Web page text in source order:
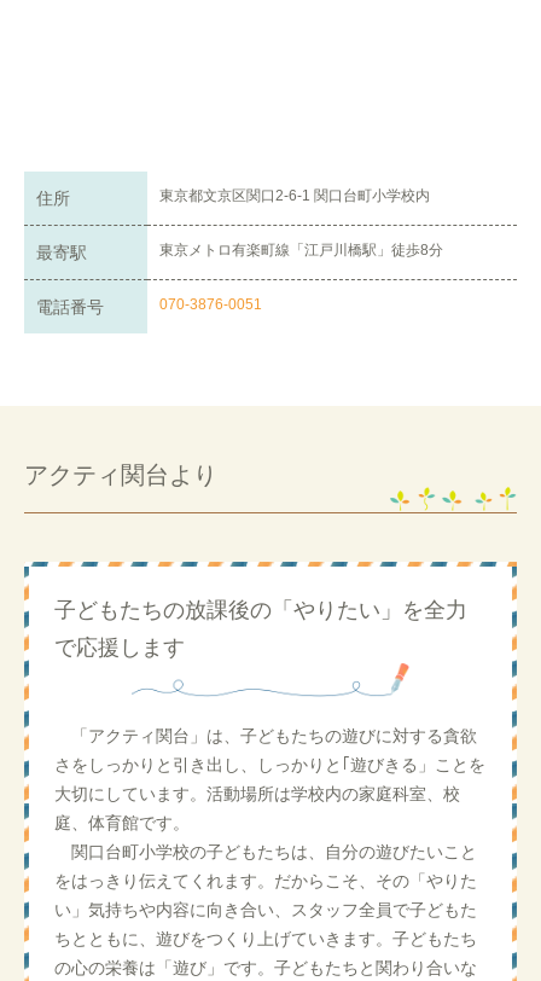
住所 東京都文京区関口2-6-1 関口台町小学校内
最寄駅 東京メトロ有楽町線「江戸川橋駅」徒歩8分
電話番号 070-3876-0051
アクティ関台より
子どもたちの放課後の「やりたい」を全力
で応援します
「アクティ関台」は、子どもたちの遊びに対する貪欲
さをしっかりと引き出し、しっかりと｢遊びきる」ことを
大切にしています。活動場所は学校内の家庭科室、校
庭、体育館です。
関口台町小学校の子どもたちは、自分の遊びたいこと
をはっきり伝えてくれます。だからこそ、その「やりた
い」気持ちや内容に向き合い、スタッフ全員で子どもた
ちとともに、遊びをつくり上げていきます。子どもたち
の心の栄養は「遊び」です。子どもたちと関わり合いな